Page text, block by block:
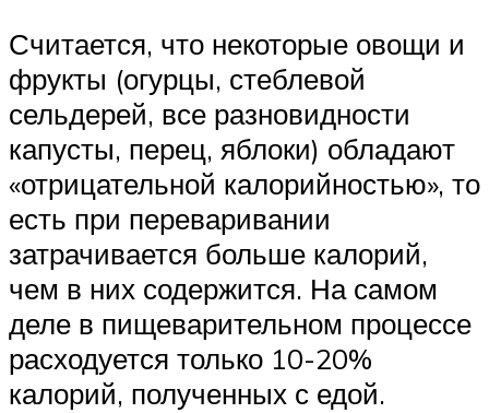
Считается, что некоторые овощи и
фрукты (огурцы, стеблевой
сельдерей, все разновидности
капусты, перец, яблоки) обладают
«отрицательной калорийностью», то
есть при переваривании
затрачивается больше калорий,
чем в них содержится. На самом
деле в пищеварительном процессе
расходуется только 10-20%
калорий, полученных с едой.